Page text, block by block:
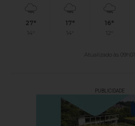
27°
14°
17°
14°
16°
12°
Atualizado às 09h01
PUBLICIDADE